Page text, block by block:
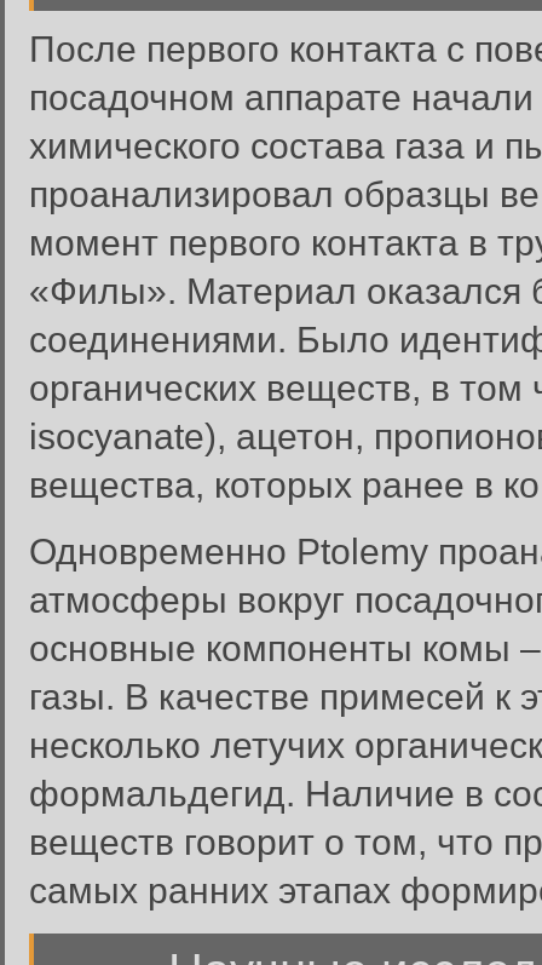
После первого контакта с
посадочном аппарате
химического состава газа и
проанализировал образцы
момент первого контакта в
«Филы». Материал оказался
соединениями. Было
органических веществ, в
isocyanate), ацетон,
вещества, которых ранее в
Одновременно Ptolemy
атмосферы вокруг
основные компоненты комы
газы. В качестве примесей к
несколько летучих
формальдегид. Наличие в
веществ говорит о том, что
самых ранних этапах